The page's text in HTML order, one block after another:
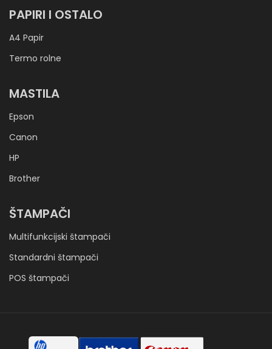
PAPIRI I OSTALO
A4 Papir
Termo rolne
MASTILA
Epson
Canon
HP
Brother
ŠTAMPAČI
Multifunkcijski štampači
Standardni štampači
POS štampači